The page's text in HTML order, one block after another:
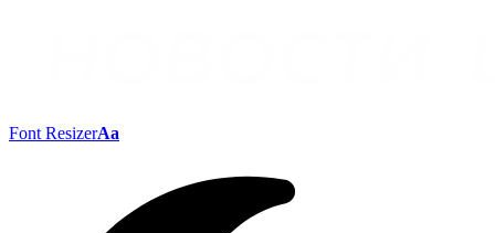
Font ResizerAa